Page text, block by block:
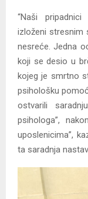
“Naši
izloženi stresnim
nesreće. Jedna
koji se desio u
kojeg je smrtno
psihološku
ostvarili
psihologa”,
uposlenicima”,
ta saradnja